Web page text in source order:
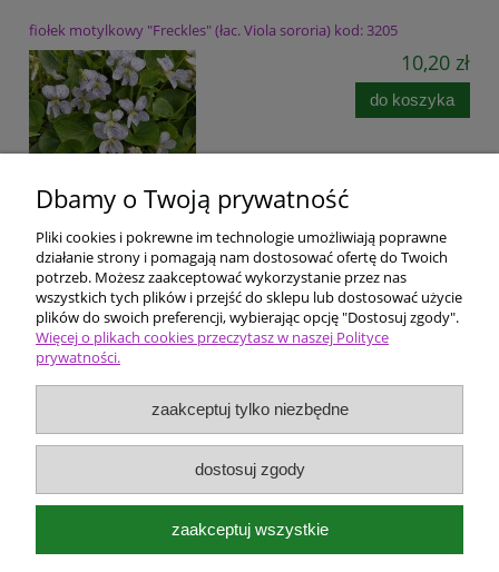
fiołek motylkowy "Freckles" (łac. Viola sororia) kod: 3205
10,20 zł
do koszyka
Pomoc
Dostawa i płatności
Ceny i rodzaje zakupów
O firmie
Kokotów 574
32-002 Węgrzce Wielkie k/Krakowa
Dbamy o Twoją prywatność
Pliki cookies i pokrewne im technologie umożliwiają poprawne
działanie strony i pomagają nam dostosować ofertę do Twoich
potrzeb. Możesz zaakceptować wykorzystanie przez nas
wszystkich tych plików i przejść do sklepu lub dostosować użycie
plików do swoich preferencji, wybierając opcję "Dostosuj zgody".
Więcej o plikach cookies przeczytasz w naszej Polityce
prywatności.
zaakceptuj tylko niezbędne
dostosuj zgody
zaakceptuj wszystkie